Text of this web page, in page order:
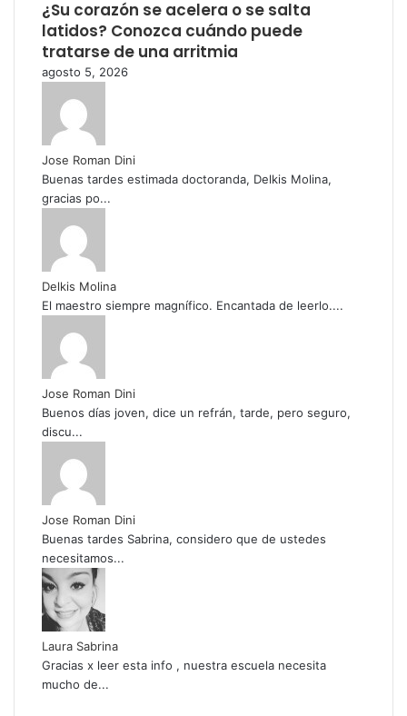
¿Su corazón se acelera o se salta
latidos? Conozca cuándo puede
tratarse de una arritmia
agosto 5, 2026
Jose Roman Dini
Buenas tardes estimada doctoranda, Delkis Molina,
gracias po...
Delkis Molina
El maestro siempre magnífico. Encantada de leerlo....
Jose Roman Dini
Buenos días joven, dice un refrán, tarde, pero seguro,
discu...
Jose Roman Dini
Buenas tardes Sabrina, considero que de ustedes
necesitamos...
Laura Sabrina
Gracias x leer esta info , nuestra escuela necesita
mucho de...